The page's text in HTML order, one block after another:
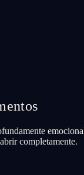
completamente.